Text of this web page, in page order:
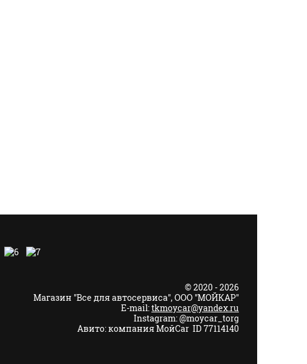
© 2020 - 2026
Магазин "Все для автосервиса", ООО "МОЙКАР"
E-mail:tkmoycar@yandex.ru
Instagram: @moycar_torg
Авито: компания МойCar ID 77114140